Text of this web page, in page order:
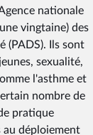
nationale
vingtaine) des
(PADS). Ils sont
sexualité,
l'asthme et
nombre de
pratique
au déploiement